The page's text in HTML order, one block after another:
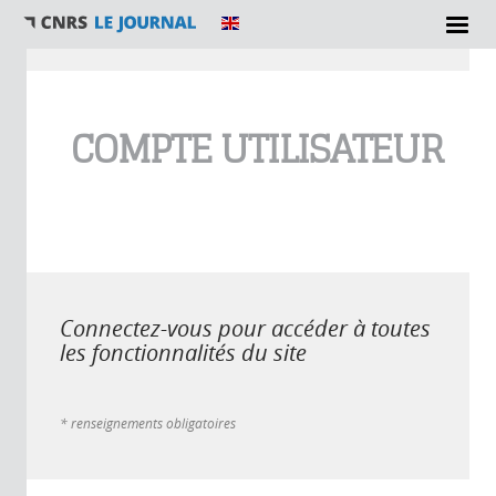
COMPTE UTILISATEUR
Connectez-vous pour accéder à toutes
les fonctionnalités du site
* renseignements obligatoires